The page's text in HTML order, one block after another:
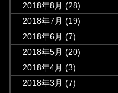
2018年8月 (28)
2018年7月 (19)
2018年6月 (7)
2018年5月 (20)
2018年4月 (3)
2018年3月 (7)